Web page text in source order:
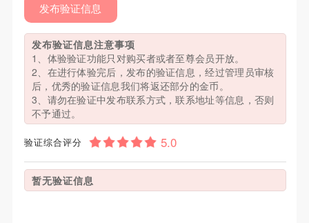
发布验证信息
发布验证信息注意事项
1、体验验证功能只对购买者或者至尊会员开放。
2、在进行体验完后，发布的验证信息，经过管理员审核
后，优秀的验证信息我们将返还部分的金币。
3、请勿在验证中发布联系方式，联系地址等信息，否则
不予通过。
验证综合评分
暂无验证信息